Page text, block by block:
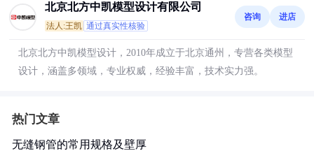
北京北方中凯模型设计有限公司
法人:王凯 通过真实性核验
咨询 进店
北京北方中凯模型设计，2010年成立于北京通州，专营各类模型
设计，涵盖多领域，专业权威，经验丰富，技术实力强。
热门文章
无缝钢管的常用规格及壁厚